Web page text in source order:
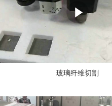
玻璃纤维切割